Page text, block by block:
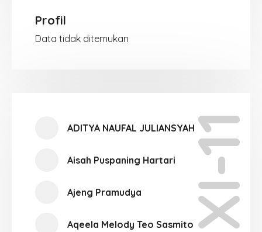
Profil
Data tidak ditemukan
XI-11
ADITYA NAUFAL JULIANSYAH
Aisah Puspaning Hartari
Ajeng Pramudya
Aqeela Melody Teo Sasmito